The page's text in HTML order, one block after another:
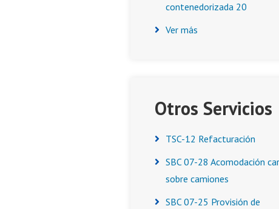
contenedorizada 20
Ver más
Otros Servicios
TSC-12 Refacturación
SBC 07-28 Acomodación
sobre camiones
SBC 07-25 Provisión de